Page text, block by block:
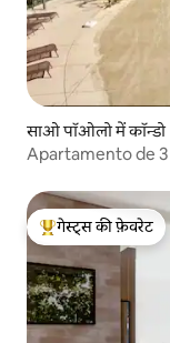
साओ पॉओलो में कॉन्डो
Apartamento de 3
गेस्ट्स का टॉप फ़ेवरेट
गेस्ट्स की फ़ेवरेट